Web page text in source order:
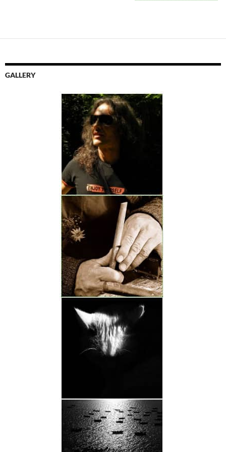
GALLERY